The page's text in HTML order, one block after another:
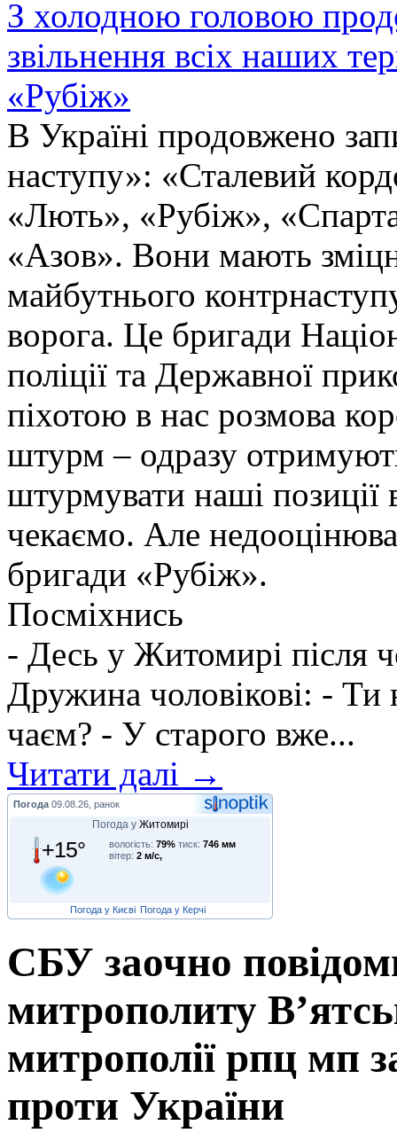
З холодною головою
звільнення всіх наших
«Рубіж»
В Україні продовжено
наступу»: «Сталевий
«Лють», «Рубіж»,
«Азов». Вони мають
майбутнього
ворога. Це бригади
поліції та Державної
піхотою в нас розмова
штурм – одразу
штурмувати наші позиції
чекаємо. Але
бригади «Рубіж».
Посміхнись
- Десь у Житомирі після
Дружина чоловікові: - Ти
чаєм? - У старого вже...
Читати далі →
Погода 09.08.26, ранок
Погода у Житомирі
+15° вологість: 79% тиск: 746 мм
вітер: 2 м/с,
Погода у Києві Погода у Керчі
СБУ заочно
митрополиту
митрополії рпц мп
проти України